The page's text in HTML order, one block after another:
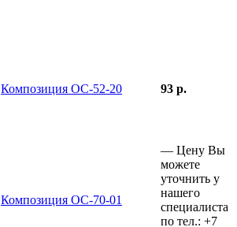
Композиция ОС-52-20 93 р.
Композиция ОС-70-01
— Цену Вы
можете
уточнить у
нашего
специалиста
по тел.: +7